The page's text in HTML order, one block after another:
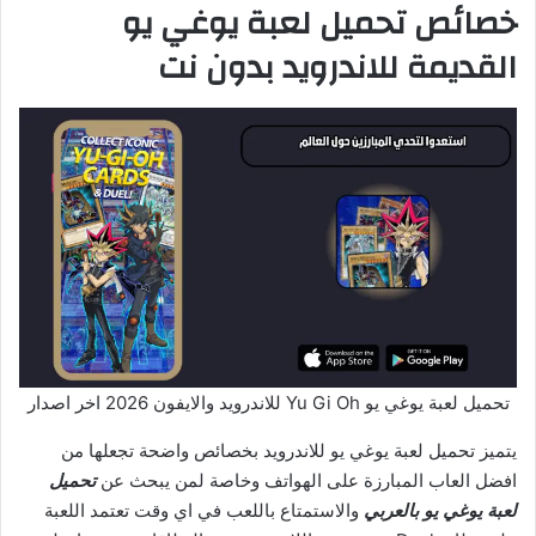
خصائص تحميل لعبة يوغي يو
القديمة للاندرويد بدون نت
تحميل لعبة يوغي يو Yu Gi Oh للاندرويد والايفون 2026 اخر اصدار
يتميز تحميل لعبة يوغي يو للاندرويد بخصائص واضحة تجعلها من
افضل العاب المبارزة على الهواتف وخاصة لمن يبحث عنتحميل
لعبة يوغي يو بالعربي والاستمتاع باللعب في اي وقت تعتمد اللعبة